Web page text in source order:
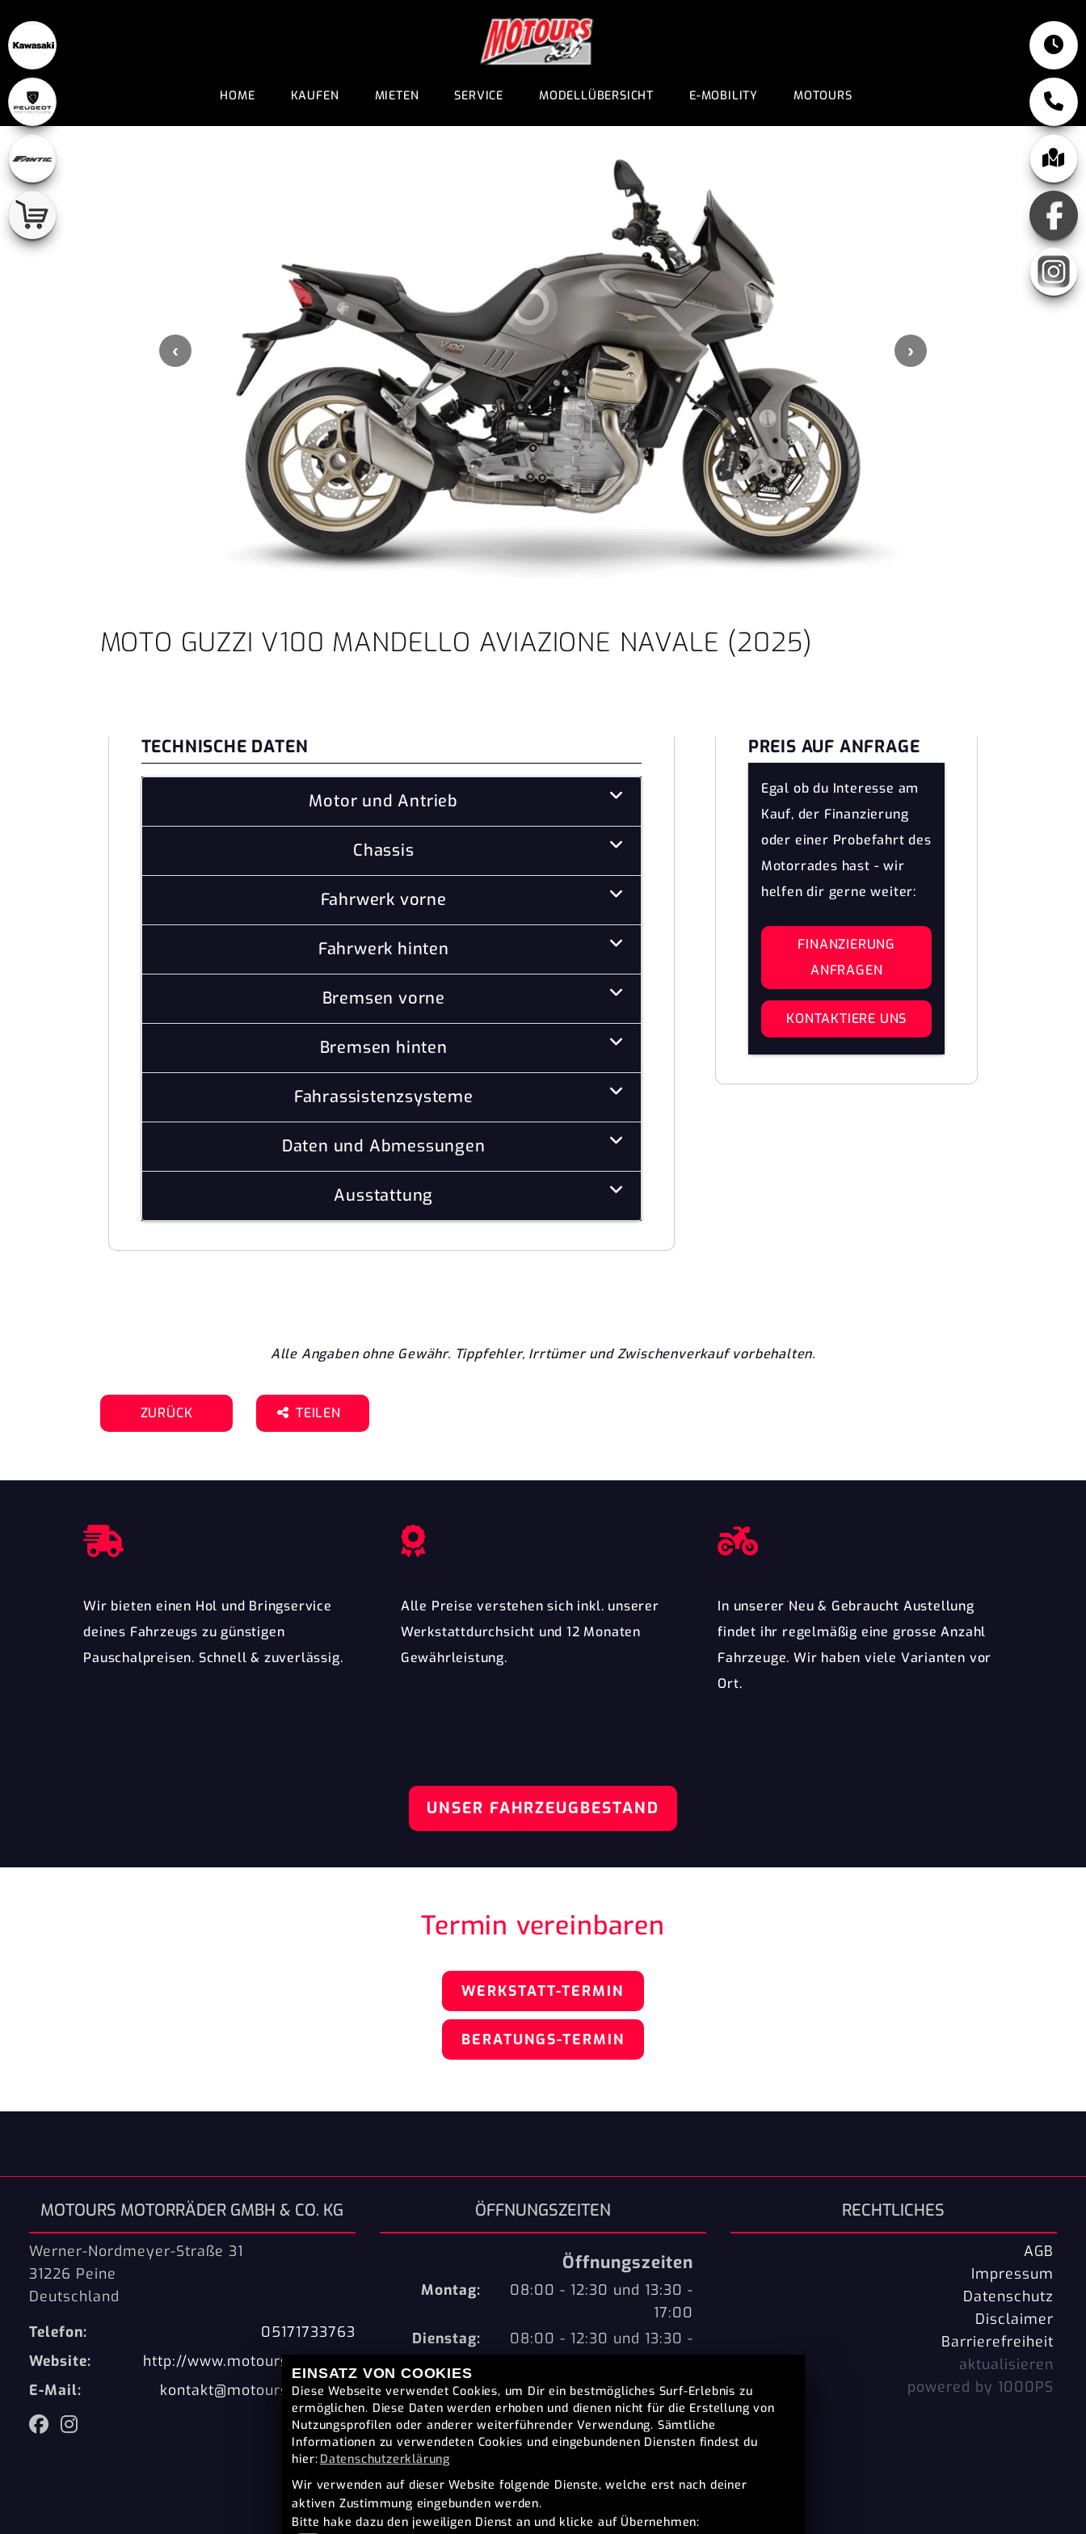
HOME KAUFEN MIETEN SERVICE MODELLÜBERSICHT E-MOBILITY MOTOURS
MOTO GUZZI V100 MANDELLO AVIAZIONE NAVALE (2025)
TECHNISCHE DATEN
Motor und Antrieb
Chassis
Fahrwerk vorne
Fahrwerk hinten
Bremsen vorne
Bremsen hinten
Fahrassistenzsysteme
Daten und Abmessungen
Ausstattung
PREIS AUF ANFRAGE
Egal ob du Interesse am
Kauf, der Finanzierung
oder einer Probefahrt des
Motorrades hast - wir
helfen dir gerne weiter:
FINANZIERUNG
ANFRAGEN
KONTAKTIERE UNS
Alle Angaben ohne Gewähr. Tippfehler, Irrtümer und Zwischenverkauf vorbehalten.
ZURÜCK TEILEN
Wir bieten einen Hol und Bringservice
deines Fahrzeugs zu günstigen
Pauschalpreisen. Schnell & zuverlässig.
Alle Preise verstehen sich inkl. unserer
Werkstattdurchsicht und 12 Monaten
Gewährleistung.
In unserer Neu & Gebraucht Austellung
findet ihr regelmäßig eine grosse Anzahl
Fahrzeuge. Wir haben viele Varianten vor
Ort.
UNSER FAHRZEUGBESTAND
Termin vereinbaren
WERKSTATT-TERMIN
BERATUNGS-TERMIN
MOTOURS MOTORRÄDER GMBH & CO. KG
Werner-Nordmeyer-Straße 31
31226 Peine
Deutschland
Telefon:
05171733763
Website:
http://www.motours-peine.de
E-Mail:
kontakt@motours-peine.de
ÖFFNUNGSZEITEN
Öffnungszeiten
Montag:
08:00 - 12:30 und 13:30 -
17:00
Dienstag:
08:00 - 12:30 und 13:30 -
17:00
Mittwoch:
08:00 - 12:30 und 13:30 -
17:00
Donnerstag:
08:00 - 12:30 und 13:30 -
Freitag:
08:00 - 12:30 und 13:30 -
RECHTLICHES
AGB
Impressum
Datenschutz
Disclaimer
Barrierefreiheit
aktualisieren
powered by 1000PS
EINSATZ VON COOKIES
Diese Webseite verwendet Cookies, um Dir ein bestmögliches Surf-Erlebnis zu
ermöglichen. Diese Daten werden erhoben und dienen nicht für die Erstellung von
Nutzungsprofilen oder anderer weiterführender Verwendung. Sämtliche
Informationen zu verwendeten Cookies und eingebundenen Diensten findest du
hier: Datenschutzerklärung
Wir verwenden auf dieser Website folgende Dienste, welche erst nach deiner
aktiven Zustimmung eingebunden werden.
Bitte hake dazu den jeweiligen Dienst an und klicke auf Übernehmen: